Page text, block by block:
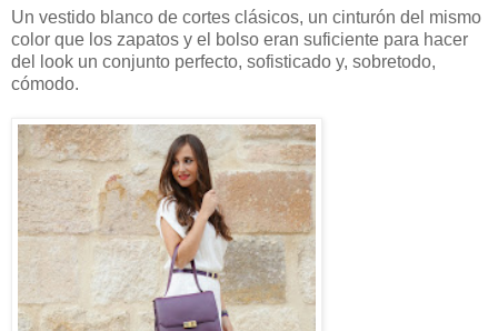
Un vestido blanco de cortes clásicos, un cinturón del mismo
color que los zapatos y el bolso eran suficiente para hacer
del look un conjunto perfecto, sofisticado y, sobretodo,
cómodo.